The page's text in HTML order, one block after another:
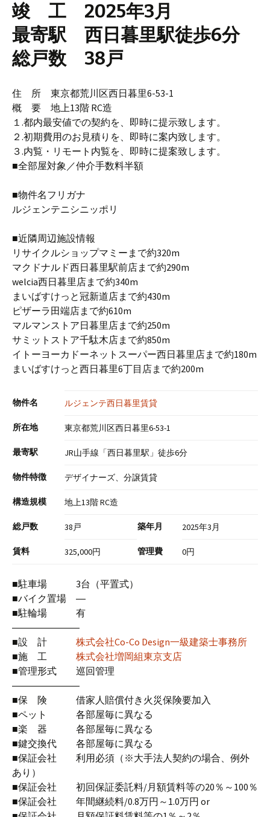
竣 工 2025年3月
最寄駅 西日暮里駅徒歩6分
総戸数 38戸
住 所 東京都荒川区西日暮里6-53-1
概 要 地上13階 RC造
１.都内最安値での契約を、即時に提示致します。
２.初期費用のお見積りを、即時に案内致します。
３.内覧・リモート内覧を、即時に提案致します。
■全部屋対象／仲介手数料半額
■物件名フリガナ
ルジェンテニシニッポリ
■近隣周辺施設情報
リサイクルショップマミーまで約320m
マクドナルド西日暮里駅前店まで約290m
welcia西日暮里店まで約340m
まいばすけっと冠新道店まで約430m
ピザーラ田端店まで約610m
マルマンストア日暮里店まで約250m
サミットストア千駄木店まで約850m
イトーヨーカドーネットスーパー西日暮里店まで約180m
まいばすけっと西日暮里6丁目店まで約200m
物件名 ルジェンテ西日暮里賃貸
所在地 東京都荒川区西日暮里6-53-1
最寄駅 JR山手線「西日暮里駅」徒歩6分
物件特徴 デザイナーズ、分譲賃貸
構造規模 地上13階 RC造
総戸数 38戸 築年月 2025年3月
賃料 325,000円 管理費 0円
■駐車場 3台（平置式）
■バイク置場 ―
■駐輪場 有
―――――――
■設 計 株式会社Co-Co Design一級建築士事務所
■施 工 株式会社増岡組東京支店
■管理形式 巡回管理
―――――――
■保 険 借家人賠償付き火災保険要加入
■ペット 各部屋毎に異なる
■楽 器 各部屋毎に異なる
■鍵交換代 各部屋毎に異なる
■保証会社 利用必須（※大手法人契約の場合、例外
あり）
■保証会社 初回保証委託料/月額賃料等の20％～100％
■保証会社 年間継続料/0.8万円～1.0万円 or